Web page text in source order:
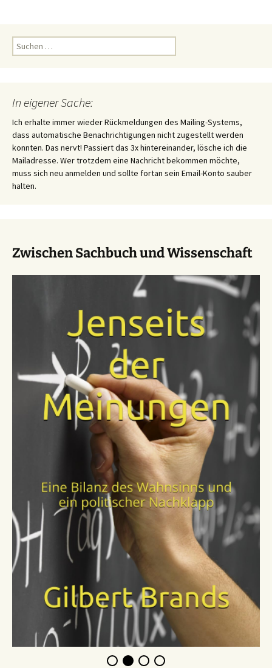
Suchen
nach:
In eigener Sache:
Ich erhalte immer wieder Rückmeldungen des Mailing-Systems,
dass automatische Benachrichtigungen nicht zugestellt werden
konnten. Das nervt! Passiert das 3x hintereinander, lösche ich die
Mailadresse. Wer trotzdem eine Nachricht bekommen möchte,
muss sich neu anmelden und sollte fortan sein Email-Konto sauber
halten.
Zwischen Sachbuch und Wissenschaft